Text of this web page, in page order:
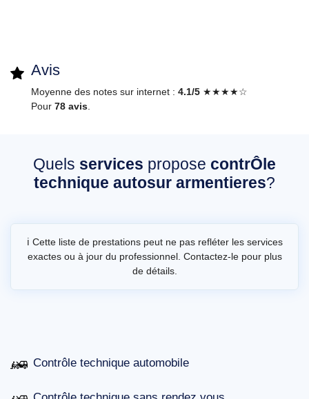
Avis
Moyenne des notes sur internet : 4.1/5 ★★★★☆
Pour 78 avis
Quels services propose contrÔle
technique autosur armentieres?
ℹ️ Cette liste de prestations peut ne pas refléter les services
exactes ou à jour du professionnel. Contactez-le pour plus
de détails.
Contrôle technique automobile